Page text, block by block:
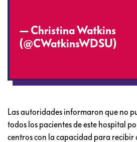
— Christina Watkins
(@CWatkinsWDSU)
Las autoridades informaron que no
todos los pacientes de este hospital
centros con la capacidad para recibir